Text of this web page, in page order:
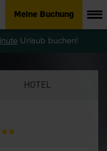
Meine Buchung
Urlaub buchen!
HOTEL